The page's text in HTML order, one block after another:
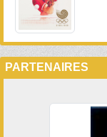
PARTENAIRES